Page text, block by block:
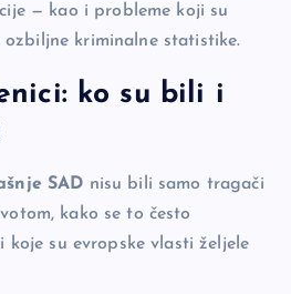
— kao i probleme koji su
kriminalne statistike.
ko su bili i
SAD nisu bili samo tragači
kako se to često
su evropske vlasti željele